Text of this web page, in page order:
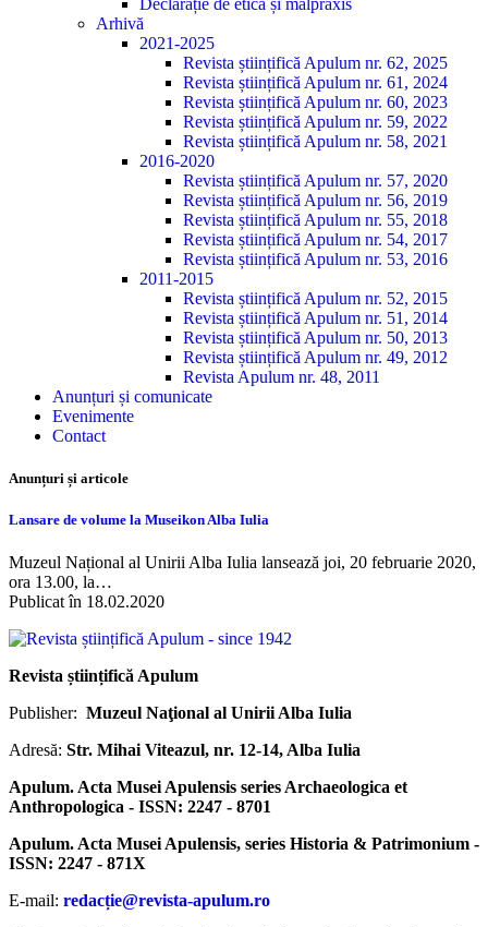
Declarație de etică și malpraxis
Arhivă
2021-2025
Revista științifică Apulum nr. 62, 2025
Revista științifică Apulum nr. 61, 2024
Revista științifică Apulum nr. 60, 2023
Revista științifică Apulum nr. 59, 2022
Revista științifică Apulum nr. 58, 2021
2016-2020
Revista științifică Apulum nr. 57, 2020
Revista științifică Apulum nr. 56, 2019
Revista științifică Apulum nr. 55, 2018
Revista științifică Apulum nr. 54, 2017
Revista științifică Apulum nr. 53, 2016
2011-2015
Revista științifică Apulum nr. 52, 2015
Revista științifică Apulum nr. 51, 2014
Revista științifică Apulum nr. 50, 2013
Revista științifică Apulum nr. 49, 2012
Revista Apulum nr. 48, 2011
Anunțuri și comunicate
Evenimente
Contact
Anunțuri și articole
Lansare de volume la Museikon Alba Iulia
Muzeul Național al Unirii Alba Iulia lansează joi, 20 februarie 2020,
ora 13.00, la…
Publicat în 18.02.2020
Revista științifică Apulum
Publisher: Muzeul Naţional al Unirii Alba Iulia
Adresă: Str. Mihai Viteazul, nr. 12-14, Alba Iulia
Apulum. Acta Musei Apulensis series Archaeologica et
Anthropologica - ISSN: 2247 - 8701
Apulum. Acta Musei Apulensis, series Historia & Patrimonium -
ISSN: 2247 - 871X
E-mail: redacție@revista-apulum.ro